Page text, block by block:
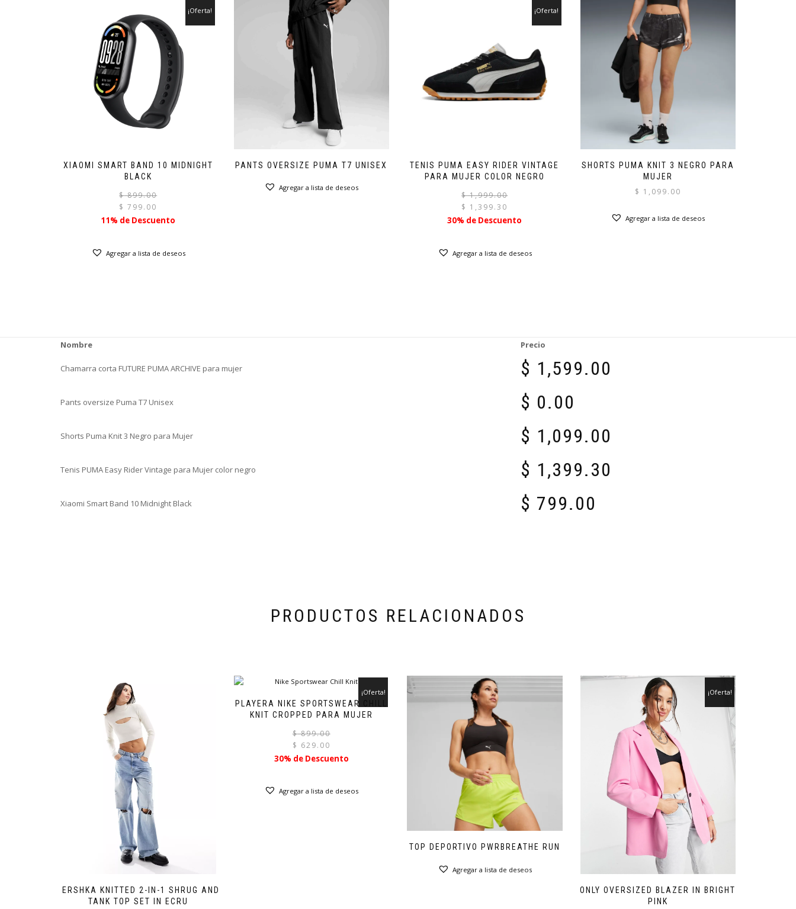
XIAOMI SMART BAND 10 MIDNIGHT
BLACK
¡Oferta!
$899.00
$ 799.00
11% de Descuento
Agregar a lista de deseos
PANTS OVERSIZE PUMA T7 UNISEX
Agregar a lista de deseos
TENIS PUMA EASY RIDER VINTAGE
PARA MUJER COLOR NEGRO
¡Oferta!
$1,999.00
$ 1,399.30
30% de Descuento
Agregar a lista de deseos
SHORTS PUMA KNIT 3 NEGRO PARA
MUJER
$ 1,099.00
Agregar a lista de deseos
Nombre Precio
Chamarra corta FUTURE PUMA ARCHIVE para mujer $ 1,599.00
Pants oversize Puma T7 Unisex $ 0.00
Shorts Puma Knit 3 Negro para Mujer $ 1,099.00
Tenis PUMA Easy Rider Vintage para Mujer color negro $ 1,399.30
Xiaomi Smart Band 10 Midnight Black $ 799.00
PRODUCTOS RELACIONADOS
BERSHKA KNITTED 2-IN-1 SHRUG AND
TANK TOP SET IN ECRU
PLAYERA NIKE SPORTSWEAR CHILL
KNIT CROPPED PARA MUJER
¡Oferta!
$899.00
$ 629.00
30% de Descuento
Agregar a lista de deseos
TOP DEPORTIVO PWRBREATHE RUN
Agregar a lista de deseos
ONLY OVERSIZED BLAZER IN BRIGHT
PINK
¡Oferta!